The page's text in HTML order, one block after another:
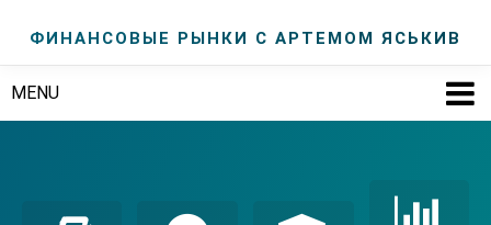
ФИНАНСОВЫЕ РЫНКИ С АРТЕМОМ ЯСЬКИВ
MENU